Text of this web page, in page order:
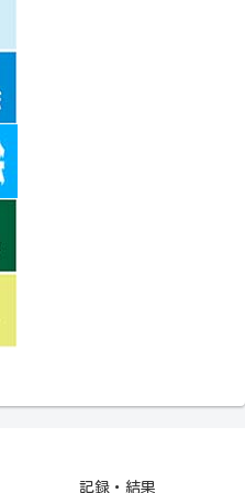
記録・結果